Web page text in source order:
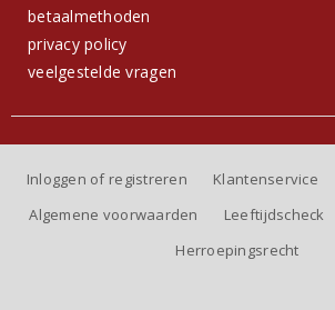
betaalmethoden
privacy policy
veelgestelde vragen
Inloggen of registreren Klantenservice
Algemene voorwaarden
Leeftijdscheck
Herroepingsrecht